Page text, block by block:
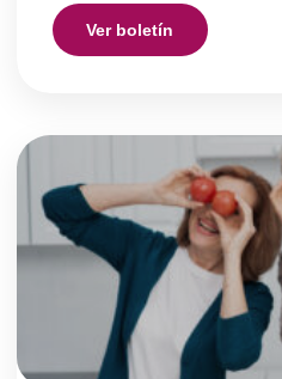
Ver boletín